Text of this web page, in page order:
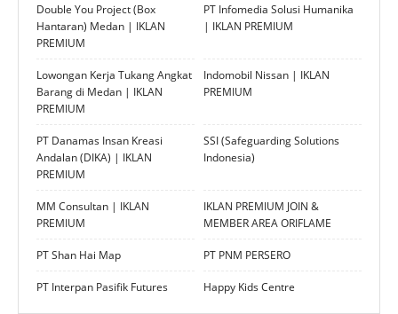
Double You Project (Box
Hantaran) Medan | IKLAN
PREMIUM
PT Infomedia Solusi Humanika
| IKLAN PREMIUM
Lowongan Kerja Tukang Angkat
Barang di Medan | IKLAN
PREMIUM
Indomobil Nissan | IKLAN
PREMIUM
PT Danamas Insan Kreasi
Andalan (DIKA) | IKLAN
PREMIUM
SSI (Safeguarding Solutions
Indonesia)
MM Consultan | IKLAN
PREMIUM
IKLAN PREMIUM JOIN &
MEMBER AREA ORIFLAME
PT Shan Hai Map PT PNM PERSERO
PT Interpan Pasifik Futures Happy Kids Centre